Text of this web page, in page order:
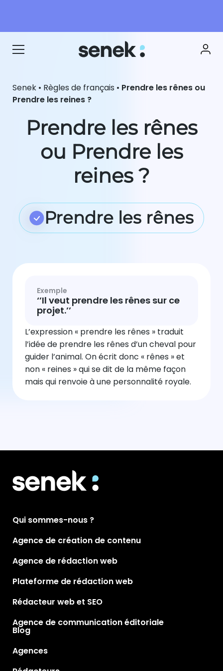
Senek • Règles de français • Prendre les rênes ou
Prendre les reines ?
Prendre les rênes
ou Prendre les
reines ?
Prendre les rênes
Exemple
‘’Il veut prendre les rênes sur ce
projet.’’
L’expression « prendre les rênes » traduit
l’idée de prendre les rênes d’un cheval pour
guider l’animal. On écrit donc « rênes » et
non « reines » qui se dit de la même façon
mais qui renvoie à une personnalité royale.
Qui sommes-nous ?
Agence de création de contenu
Agence de rédaction web
Plateforme de rédaction web
Rédacteur web et SEO
Agence de communication éditoriale
Blog
Agences